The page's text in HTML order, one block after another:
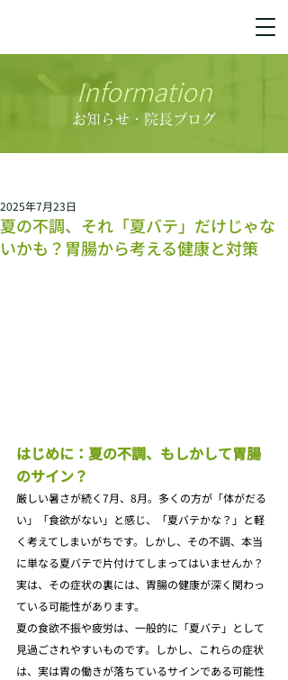
Information
お知らせ・院長ブログ
夏の不調、それ「夏バテ」だけじゃな
いかも？胃腸から考える健康と対策
2025年7月23日
はじめに：夏の不調、もしかして胃腸
のサイン？
厳しい暑さが続く7月、8月。多くの方が「体がだる
い」「食欲がない」と感じ、「夏バテかな？」と軽
く考えてしまいがちです。しかし、その不調、本当
に単なる夏バテで片付けてしまってはいませんか？
実は、その症状の裏には、胃腸の健康が深く関わっ
ている可能性があります。
夏の食欲不振や疲労は、一般的に「夏バテ」として
見過ごされやすいものです。しかし、これらの症状
は、実は胃の働きが落ちているサインである可能性